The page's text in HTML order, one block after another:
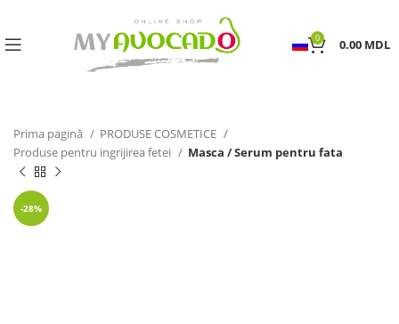
0 0.00 MDL
Prima pagină
PRODUSE COSMETICE
Produse pentru ingrijirea fetei
Masca / Serum pentru fata
-28%